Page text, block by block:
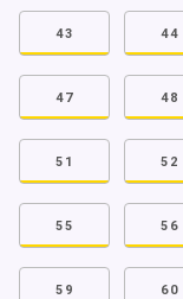
43 44
47 48
51 52
55 56
59 60